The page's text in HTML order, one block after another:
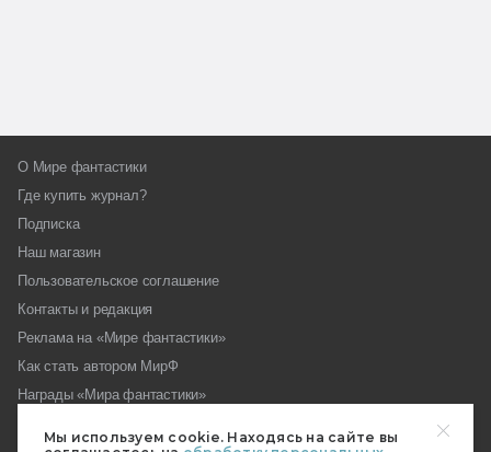
Мы используем cookie. Находясь на сайте вы
О Мире фантастики
Где купить журнал?
Подписка
Наш магазин
Пользовательское соглашение
Контакты и редакция
Реклама на «Мире фантастики»
Как стать автором МирФ
Награды «Мира фантастики»